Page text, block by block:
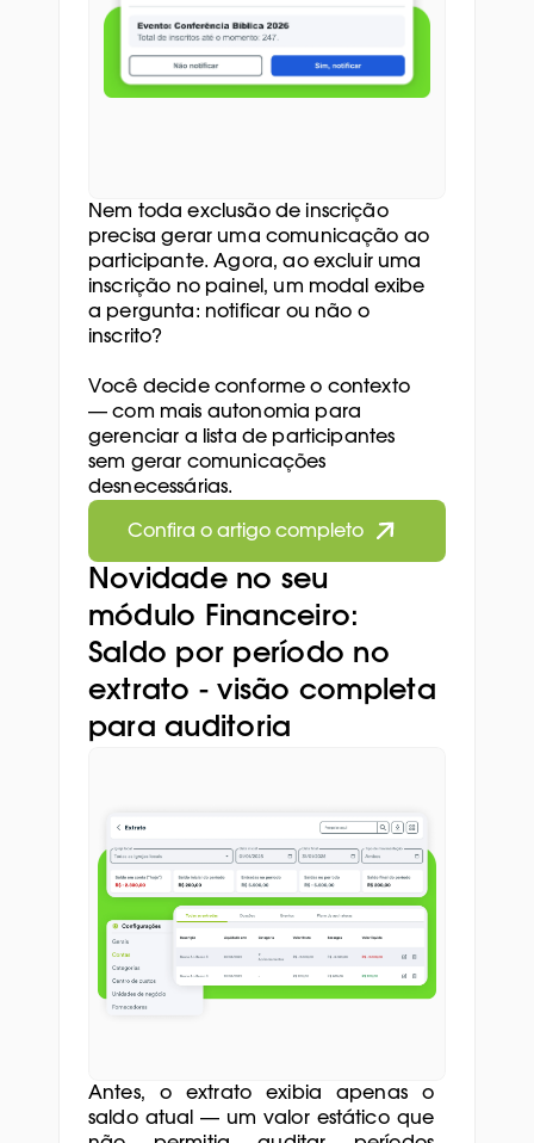
Nem toda exclusão de inscrição
precisa gerar uma comunicação ao
participante. Agora, ao excluir uma
inscrição no painel, um modal exibe
a pergunta: notificar ou não o
inscrito?
Você decide conforme o contexto
— com mais autonomia para
gerenciar a lista de participantes
sem gerar comunicações
desnecessárias.
Confira o artigo completo
Antes, o extrato exibia apenas o
saldo atual — um valor estático que
Novidade no seu
módulo Financeiro:
Saldo por período no
extrato - visão completa
para auditoria